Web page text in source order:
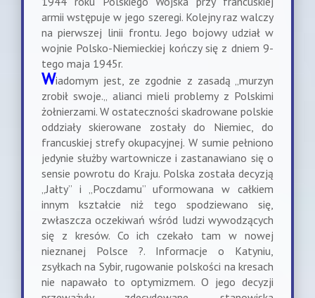
armii wstępuje w jego szeregi. Kolejny raz walczy
na pierwszej linii frontu. Jego bojowy udział w
wojnie Polsko-Niemieckiej kończy się z dniem 9-
tego maja 1945r.
Wiadomym jest, ze zgodnie z zasadą „murzyn
zrobił swoje.„ alianci mieli problemy z Polskimi
żołnierzami. W ostateczności skadrowane polskie
oddziały skierowane zostały do Niemiec, do
francuskiej strefy okupacyjnej. W sumie pełniono
jedynie służby wartownicze i zastanawiano się o
sensie powrotu do Kraju. Polska została decyzją
„Jałty” i „Poczdamu” uformowana w całkiem
innym kształcie niż tego spodziewano się,
zwłaszcza oczekiwań wśród ludzi wywodzących
się z kresów. Co ich czekało tam w nowej
nieznanej Polsce ?. Informacje o Katyniu,
zsyłkach na Sybir, rugowanie polskości na kresach
nie napawało to optymizmem. O jego decyzji